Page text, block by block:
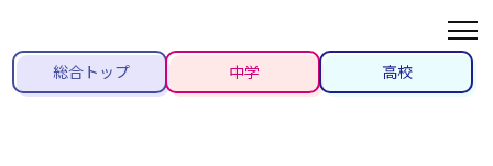
総合トップ 中学 高校